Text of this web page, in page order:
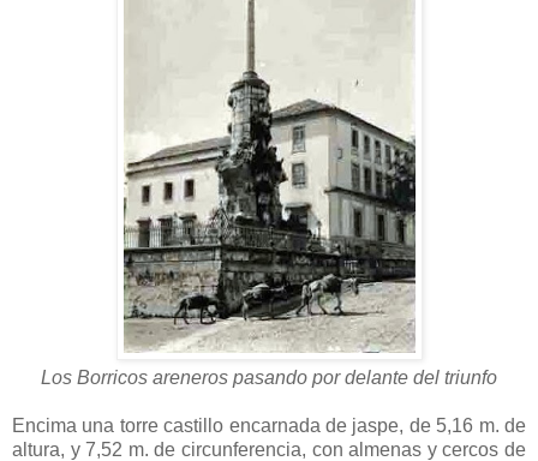
Los Borricos areneros pasando por delante del triunfo
Encima una torre castillo encarnada de jaspe, de 5,16 m. de
altura, y 7,52 m. de circunferencia, con almenas y cercos de